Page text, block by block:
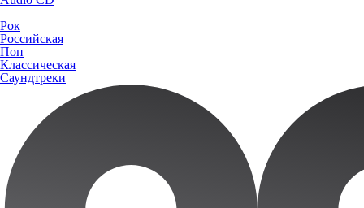
Рок
Российская
Поп
Классическая
Саундтреки